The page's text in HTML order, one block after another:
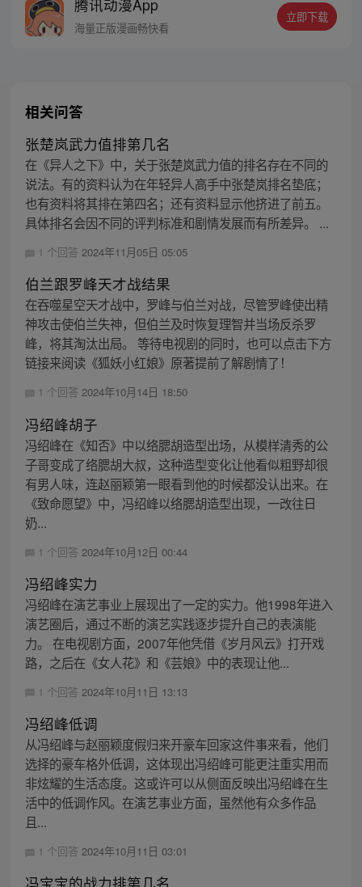
取而代之，成为了新的星空吞噬巨兽，同时
还形成了人类分身。最终，罗峰迈出了他所
腾讯动漫App
海量正版漫画畅快看
立即下载
相关问答
张楚岚武力值排第几名
在《异人之下》中，关于张楚岚武力值的排名存在不同的
说法。有的资料认为在年轻异人高手中张楚岚排名垫底；
也有资料将其排在第四名；还有资料显示他挤进了前五。
具体排名会因不同的评判标准和剧情发展而有所差异。 ...
1 个回答 2024年11月05日 05:05
伯兰跟罗峰天才战结果
在吞噬星空天才战中，罗峰与伯兰对战，尽管罗峰使出精
神攻击使伯兰失神，但伯兰及时恢复理智并当场反杀罗
峰，将其淘汰出局。 等待电视剧的同时，也可以点击下方
链接来阅读《狐妖小红娘》原著提前了解剧情了！
1 个回答 2024年10月14日 18:50
冯绍峰胡子
冯绍峰在《知否》中以络腮胡造型出场，从模样清秀的公
子哥变成了络腮胡大叔，这种造型变化让他看似粗野却很
有男人味，连赵丽颖第一眼看到他的时候都没认出来。在
《致命愿望》中，冯绍峰以络腮胡造型出现，一改往日
奶...
1 个回答 2024年10月12日 00:44
冯绍峰实力
冯绍峰在演艺事业上展现出了一定的实力。他1998年进入
演艺圈后，通过不断的演艺实践逐步提升自己的表演能
力。 在电视剧方面，2007年他凭借《岁月风云》打开戏
路，之后在《女人花》和《芸娘》中的表现让他...
1 个回答 2024年10月11日 13:13
冯绍峰低调
从冯绍峰与赵丽颖度假归来开豪车回家这件事来看，他们
选择的豪车格外低调，这体现出冯绍峰可能更注重实用而
非炫耀的生活态度。这或许可以从侧面反映出冯绍峰在生
活中的低调作风。在演艺事业方面，虽然他有众多作品
且...
1 个回答 2024年10月11日 03:01
冯宝宝的战力排第几名